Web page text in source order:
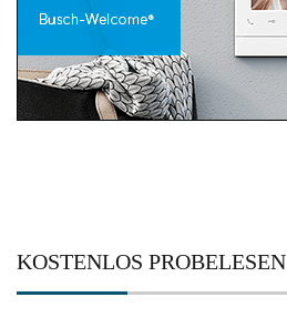
KOSTENLOS PROBELESEN